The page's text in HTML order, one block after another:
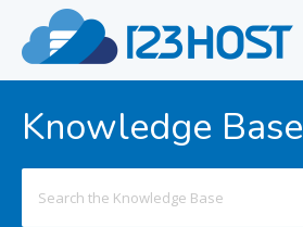
Knowledge Base
for: